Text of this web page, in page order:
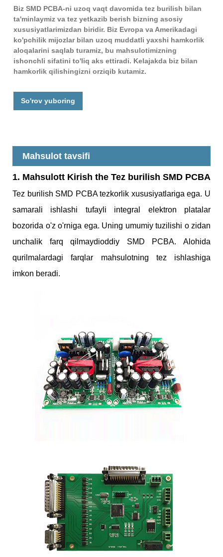
Biz SMD PCBA-ni uzoq vaqt davomida tez burilish bilan
ta'minlaymiz va tez yetkazib berish bizning asosiy
xususiyatlarimizdan biridir. Biz Evropa va Amerikadagi
ko'pchilik mijozlar bilan uzoq muddatli yaxshi hamkorlik
aloqalarini saqlab turamiz, bu mahsulotimizning
ishonchli sifatini to'liq aks ettiradi. Kelajakda biz bilan
hamkorlik qilishingizni orziqib kutamiz.
So'rov yuboring
Mahsulot tavsifi
1. Mahsulott Kirish the Tez burilish SMD PCBA
Tez burilish SMD PCBA tezkorlik xususiyatlariga ega. U
samarali ishlashi tufayli integral elektron platalar
bozorida o'z o'rniga ega. Uning umumiy tuzilishi o zidan
unchalik farq qilmaydioddiy SMD PCBA. Alohida
qurilmalardagi farqlar mahsulotning tez ishlashiga
imkon beradi.